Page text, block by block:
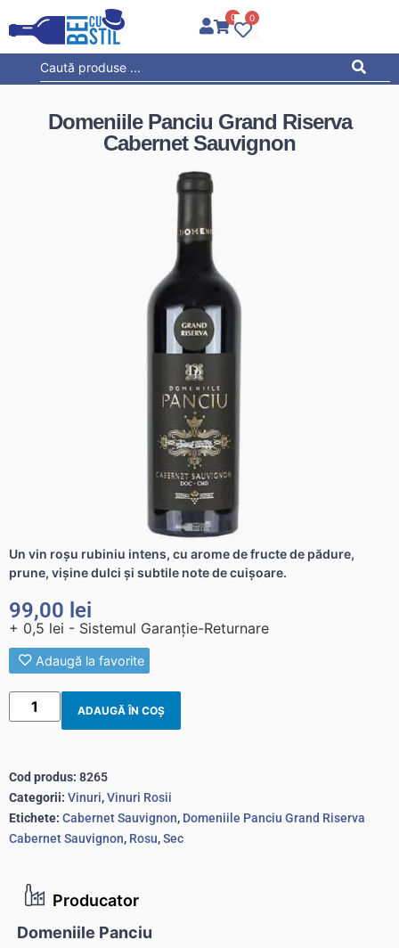
0 0
Producator
Domeniile Panciu
Domeniile Panciu Grand Riserva
Cabernet Sauvignon
Un vin roșu rubiniu intens, cu arome de fructe de pădure,
prune, vișine dulci și subtile note de cuișoare.
99,00 lei
+ 0,5 lei - Sistemul Garanție-Returnare
Adaugă la favorite
ADAUGĂ ÎN COȘ
Cod produs: 8265
Categorii: Vinuri,Vinuri Rosii
Etichete: Cabernet Sauvignon, Domeniile Panciu Grand Riserva
Cabernet Sauvignon, Rosu,Sec